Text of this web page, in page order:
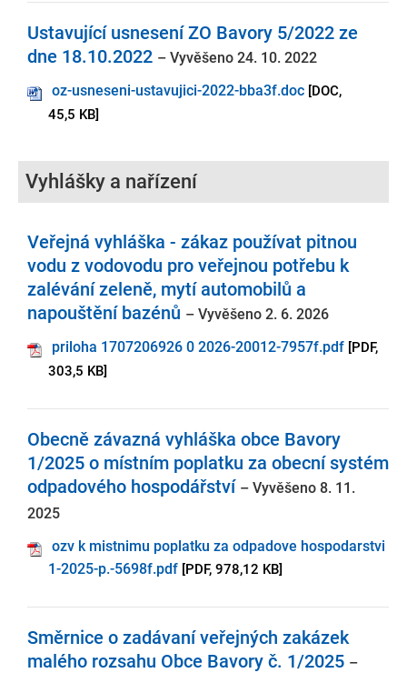
Ustavující usnesení ZO Bavory 5/2022 ze
dne 18.10.2022 – Vyvěšeno 24. 10. 2022
oz-usneseni-ustavujici-2022-bba3f.doc [DOC,
45,5 KB]
Vyhlášky a nařízení
Veřejná vyhláška - zákaz používat pitnou
vodu z vodovodu pro veřejnou potřebu k
zalévání zeleně, mytí automobilů a
napouštění bazénů – Vyvěšeno 2. 6. 2026
priloha 1707206926 0 2026-20012-7957f.pdf [PDF,
303,5 KB]
Obecně závazná vyhláška obce Bavory
1/2025 o místním poplatku za obecní systém
odpadového hospodářství – Vyvěšeno 8. 11.
2025
ozv k mistnimu poplatku za odpadove hospodarstvi
1-2025-p.-5698f.pdf [PDF, 978,12 KB]
Směrnice o zadávaní veřejných zakázek
malého rozsahu Obce Bavory č. 1/2025 –